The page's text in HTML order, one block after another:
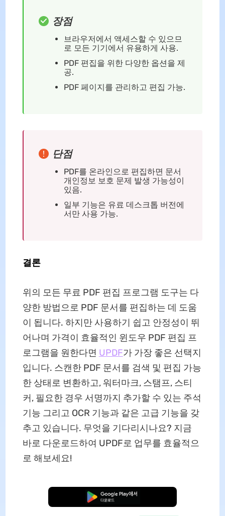
장점
브라우저에서 액세스할 수 있으므
로 모든 기기에서 유용하게 사용.
PDF 편집을 위한 다양한 옵션을 제
공.
PDF 페이지를 관리하고 편집 가능.
단점
PDF를 온라인으로 편집하면 문서
개인정보 보호 문제 발생 가능성이
있음.
일부 기능은 유료 데스크톱 버전에
서만 사용 가능.
결론
위의 모든 무료 PDF 편집 프로그램 도구는 다
양한 방법으로 PDF 문서를 편집하는 데 도움
이 됩니다. 하지만 사용하기 쉽고 안정성이 뛰
어나며 가격이 효율적인 윈도우 PDF 편집 프
로그램을 원한다면 UPDF가 가장 좋은 선택지
입니다. 스캔한 PDF 문서를 검색 및 편집 가능
한 상태로 변환하고, 워터마크, 스탬프, 스티
커, 필요한 경우 서명까지 추가할 수 있는 주석
기능 그리고 OCR 기능과 같은 고급 기능을 갖
추고 있습니다. 무엇을 기다리시나요? 지금
바로 다운로드하여 UPDF로 업무를 효율적으
로 해보세요!
무료로 다운로드